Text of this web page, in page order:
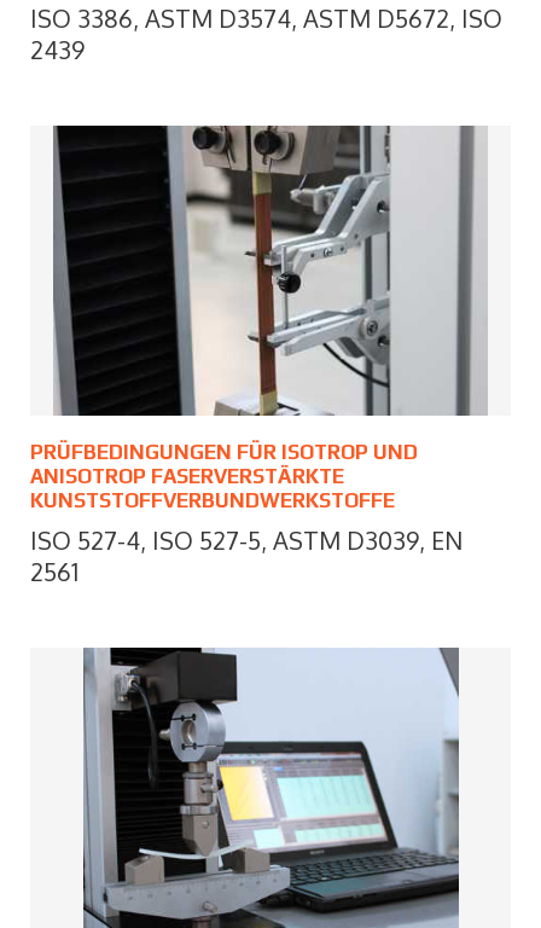
ISO 3386, ASTM D3574, ASTM D5672, ISO
2439
PRÜFBEDINGUNGEN FÜR ISOTROP UND
ANISOTROP FASERVERSTÄRKTE
KUNSTSTOFFVERBUNDWERKSTOFFE
ISO 527-4, ISO 527-5, ASTM D3039, EN
2561